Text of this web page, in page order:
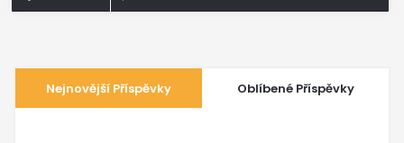
Nejnovější Příspěvky Oblíbené Příspěvky